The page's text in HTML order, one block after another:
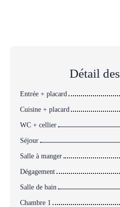
Détail des
Entrée + placard
Cuisine + placard
WC + cellier
Séjour
Salle à manger
Dégagement
Salle de bain
Chambre 1